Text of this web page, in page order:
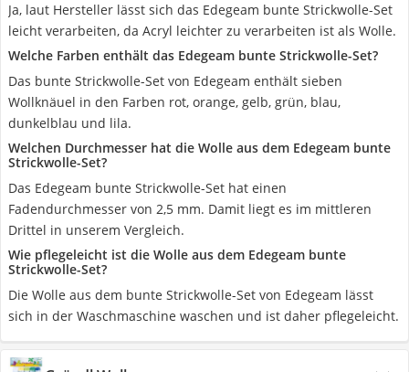
Ja, laut Hersteller lässt sich das Edegeam bunte Strickwolle-Set
leicht verarbeiten, da Acryl leichter zu verarbeiten ist als Wolle.
Welche Farben enthält das Edegeam bunte Strickwolle-Set?
Das bunte Strickwolle-Set von Edegeam enthält sieben
Wollknäuel in den Farben rot, orange, gelb, grün, blau,
dunkelblau und lila.
Welchen Durchmesser hat die Wolle aus dem Edegeam bunte
Strickwolle-Set?
Das Edegeam bunte Strickwolle-Set hat einen
Fadendurchmesser von 2,5 mm. Damit liegt es im mittleren
Drittel in unserem Vergleich.
Wie pflegeleicht ist die Wolle aus dem Edegeam bunte
Strickwolle-Set?
Die Wolle aus dem bunte Strickwolle-Set von Edegeam lässt
sich in der Waschmaschine waschen und ist daher pflegeleicht.